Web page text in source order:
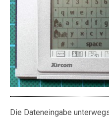
Die Dateneingabe